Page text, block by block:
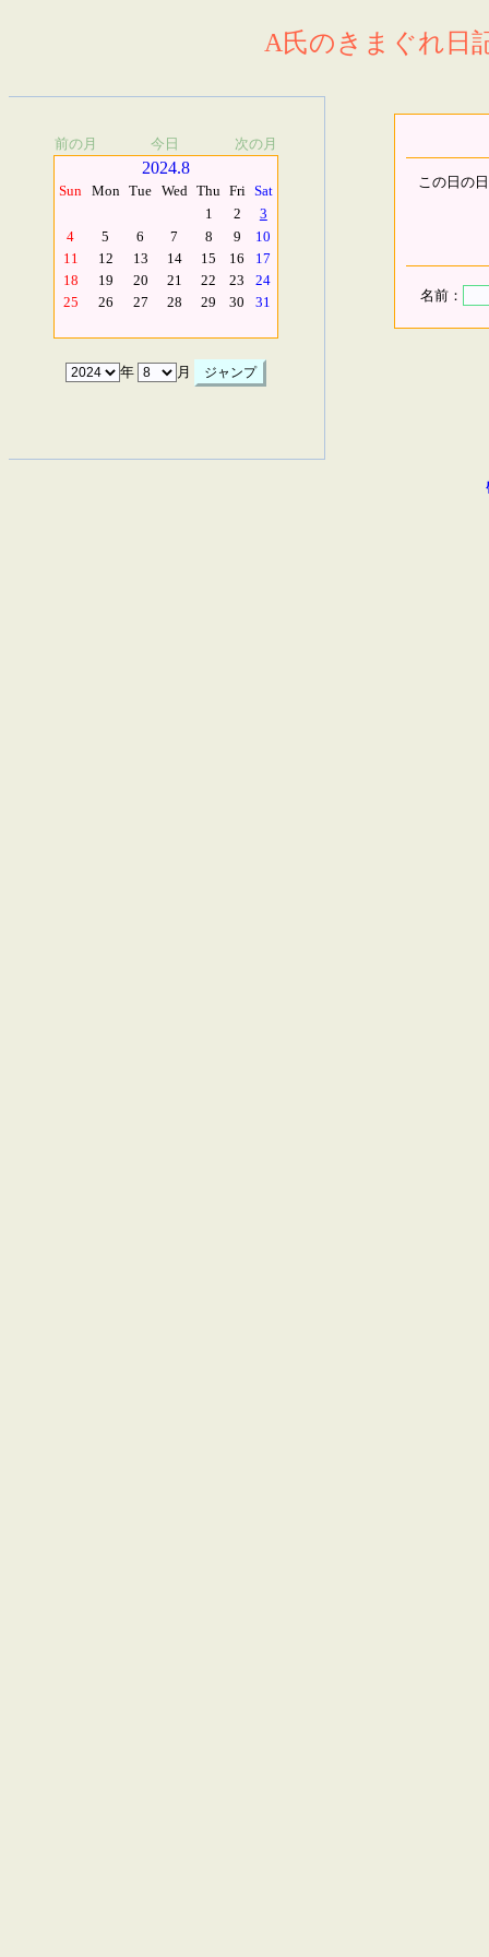
A氏のきまぐれ日
前の月 今日 次の月
2024.8
Sun Mon Tue Wed Thu Fri Sat
1
2
3
4
5 6 7 8 9
10
11
12 13 14 15 16
17
18
19 20 21 22 23
24
25
26 27 28 29 30 31
年 月
この日の
名前：